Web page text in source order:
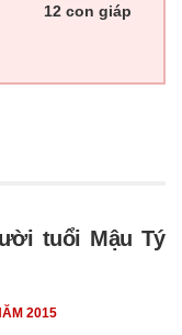
12 con giáp
tuổi Mậu Tý
2015